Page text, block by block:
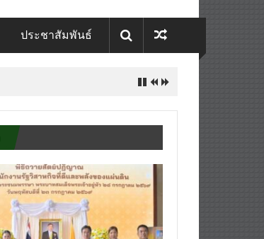
ประชาสัมพันธ์